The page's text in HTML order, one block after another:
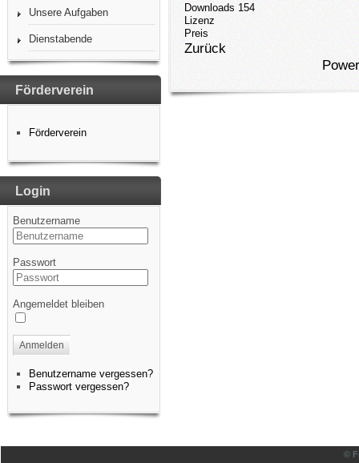
Unsere Aufgaben
Dienstabende
Förderverein
Förderverein
Login
Benutzername
Passwort
Angemeldet bleiben
Anmelden
Benutzername vergessen?
Passwort vergessen?
Downloads 154
Lizenz
Preis
Zurück
©